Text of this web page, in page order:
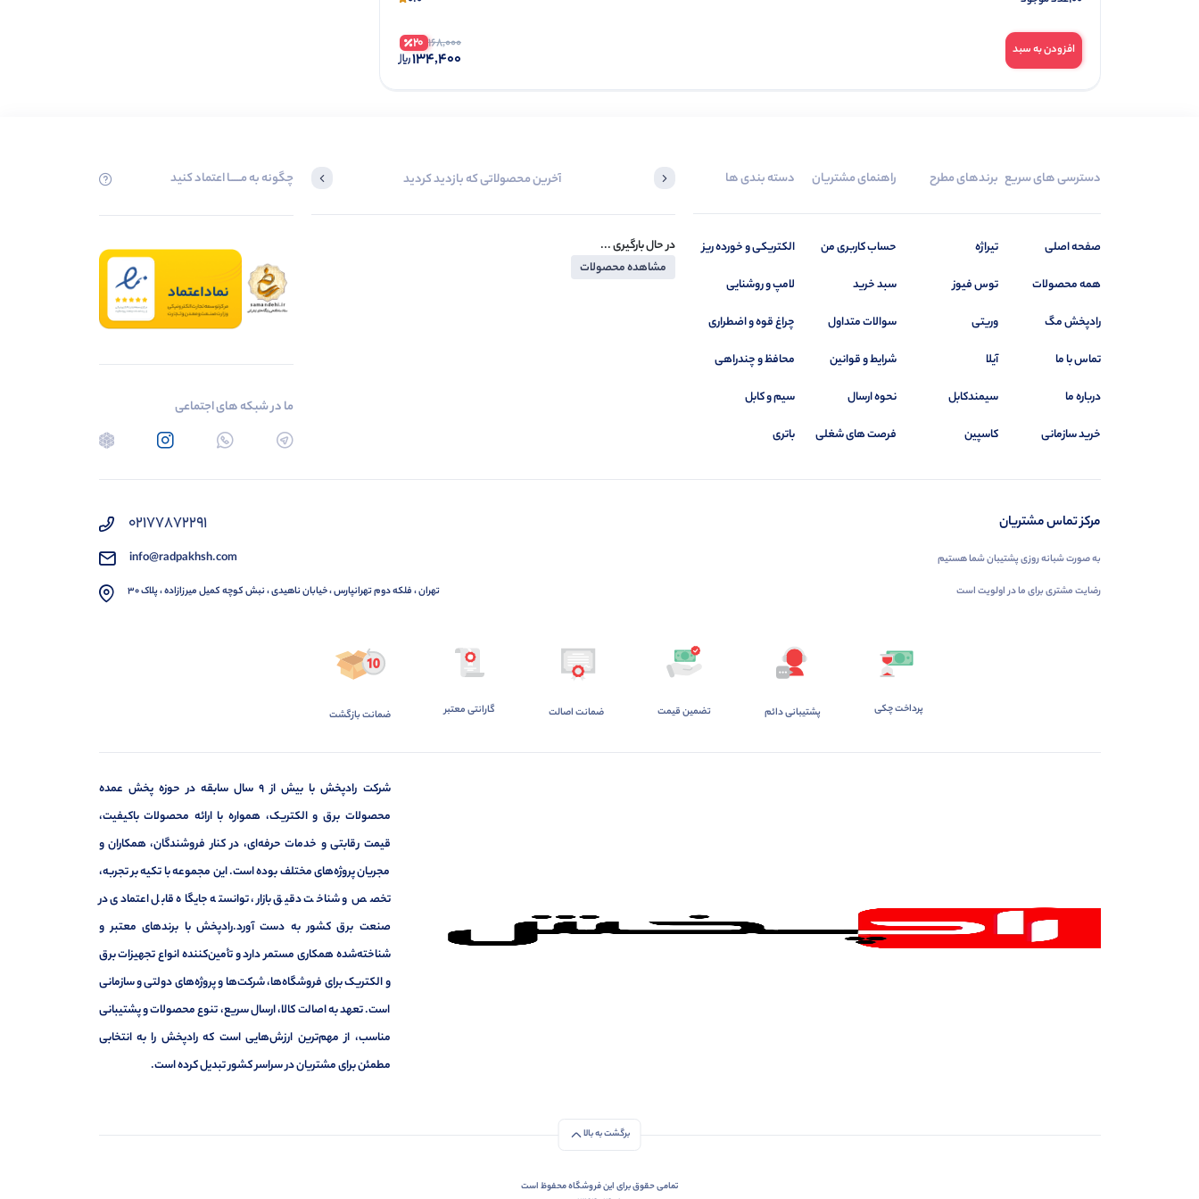
افزودن به سبد 168,000
20
134,400
دسترسی های سریع
صفحه اصلی
همه محصولات
رادپخش مگ
تماس با ما
درباره ما
خرید سازمانی
برندهای مطرح
تیراژه
توس فیوز
وریتی
آیلا
سیمندکابل
کاسپین
راهنمای مشتریان
حساب کاربری من
سبد خرید
سوالات متداول
شرایط و قوانین
نحوه ارسال
فرصت های شغلی
دسته بندی ها
الکتریکی و خورده ریز
لامپ و روشنایی
چراغ قوه و اضطراری
محافظ و چندراهی
سیم و کابل
باتری
آخرین محصولاتی که بازدید کردید
در حال بارگیری ...
مشاهده محصولات
چگونه به مــــــا اعتماد کنید
ما در شبکه های اجتماعی
مرکز تماس مشتریان
به صورت شبانه روزی پشتیبان شما هستیم
رضایت مشتری برای ما در اولویت است
02177872291
info@radpakhsh.com
تهران ، فلکه دوم تهرانپارس ، خیابان ناهیدی ، نبش کوچه کمیل میرزازاده ، پلاک 30
پرداخت چکی پشتیبانی دائم تضمین قیمت ضمانت اصالت گارانتی معتبر ضمانت بازگشت
شرکت رادپخش با بیش از ۹ سال سابقه در حوزه پخش عمده
محصولات برق و الکتریک، همواره با ارائه محصولات باکیفیت،
قیمت رقابتی و خدمات حرفه‌ای، در کنار فروشندگان، همکاران و
مجریان پروژه‌های مختلف بوده است. این مجموعه با تکیه بر تجربه،
تخصص و شناخت دقیق بازار، توانسته جایگاه قابل اعتمادی در
صنعت برق کشور به دست آورد.رادپخش با برندهای معتبر و
شناخته‌شده همکاری مستمر دارد و تأمین‌کننده انواع تجهیزات برق
و الکتریک برای فروشگاه‌ها، شرکت‌ها و پروژه‌های دولتی و سازمانی
است. تعهد به اصالت کالا، ارسال سریع، تنوع محصولات و پشتیبانی
مناسب، از مهم‌ترین ارزش‌هایی است که رادپخش را به انتخابی
مطمئن برای مشتریان در سراسر کشور تبدیل کرده است.
برگشت به بالا
تمامی حقوق برای این فروشگاه محفوظ است